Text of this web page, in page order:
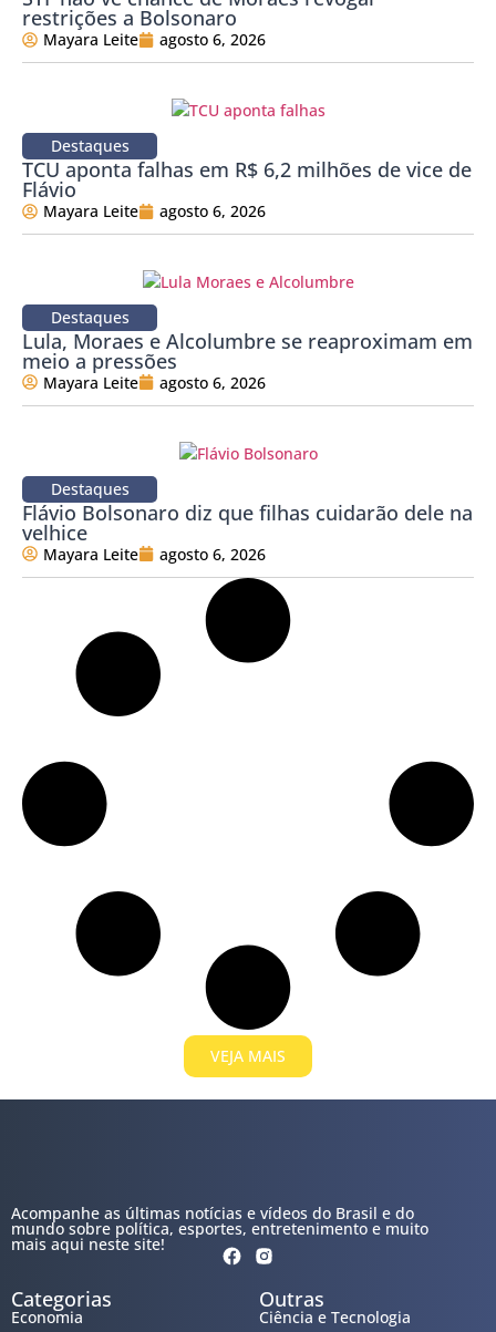
restrições a Bolsonaro
Mayara Leite agosto 6, 2026
Destaques
TCU aponta falhas em R$ 6,2 milhões de vice de
Flávio
Mayara Leite agosto 6, 2026
Destaques
Lula, Moraes e Alcolumbre se reaproximam em
meio a pressões
Mayara Leite agosto 6, 2026
Destaques
Flávio Bolsonaro diz que filhas cuidarão dele na
velhice
Mayara Leite agosto 6, 2026
VEJA MAIS
Acompanhe as últimas notícias e vídeos do Brasil e do
mundo sobre política, esportes, entretenimento e muito
mais aqui neste site!
Categorias
Economia
Outras
Ciência e Tecnologia